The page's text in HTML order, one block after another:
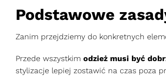
Podstawowe
Zanim przejdziemy do konkretnych
Przede wszystkim odzież musi być
stylizacje lepiej zostawić na czas poza